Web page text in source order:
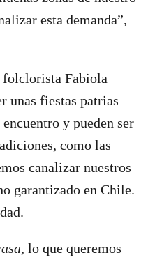
esta demanda”,
folclorista Fabiola
unas fiestas patrias
y pueden ser
como las
canalizar nuestros
garantizado en Chile.
, lo que queremos